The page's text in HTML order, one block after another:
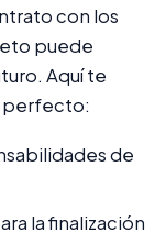
con los
puede
Aquí te
perfecto:
de
la finalización